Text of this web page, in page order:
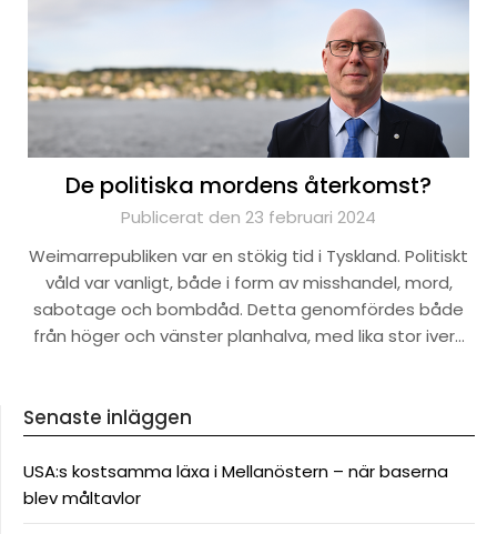
De politiska mordens återkomst?
Publicerat den 23 februari 2024
Weimarrepubliken var en stökig tid i Tyskland. Politiskt
våld var vanligt, både i form av misshandel, mord,
sabotage och bombdåd. Detta genomfördes både
från höger och vänster planhalva, med lika stor iver…
Senaste inläggen
USA:s kostsamma läxa i Mellanöstern – när baserna
blev måltavlor